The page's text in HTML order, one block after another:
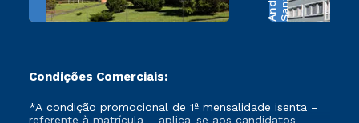
Condições Comerciais:
*A condição promocional de 1ª mensalidade isenta –
referente à matrícula – aplica-se aos candidatos